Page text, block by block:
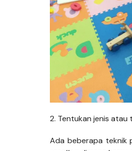
2. Tentukan jenis atau
Ada beberapa teknik